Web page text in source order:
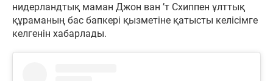
нидерландтық маман Джон ван ’т Схиппен ұлттық
құраманың бас бапкері қызметіне қатысты келісімге
келгенін хабарлады.